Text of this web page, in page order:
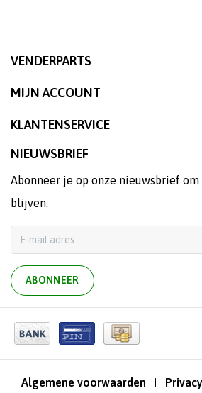
VENDERPARTS
MIJN ACCOUNT
KLANTENSERVICE
NIEUWSBRIEF
Abonneer je op onze nieuwsbrief
blijven.
ABONNEER
Algemene voorwaarden